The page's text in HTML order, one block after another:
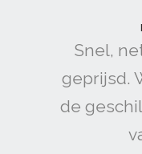
Snel,
geprijsd.
de